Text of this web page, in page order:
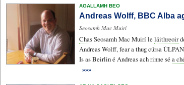
AGALLAMH BEO
Andreas Wolff, BBC Alba
Seosamh Mac Muirí
ChasSeosamh Mac Muirí le láithreoir
Andreas Wolff, fear a thug cúrsa
Is as Beirlin é Andreas ach rinne sé a
»»»